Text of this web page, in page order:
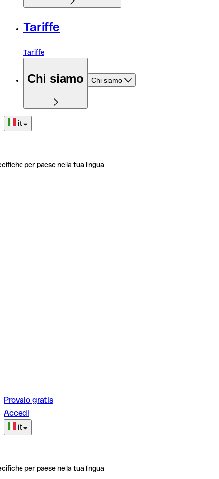
Tariffe
Tariffe
Chi siamo Chi siamo
it
per paese nella tua lingua
Provalo gratis
Accedi
it
per paese nella tua lingua